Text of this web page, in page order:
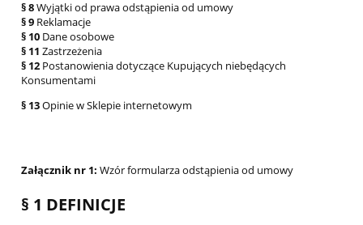
§ 8Wyjątki od prawa odstąpienia od umowy
§ 9 Reklamacje
§ 10 Dane osobowe
§ 11 Zastrzeżenia
§ 12 Postanowienia dotyczące Kupujących niebędących
Konsumentami
§ 13Opinie w Sklepie internetowym
Załącznik nr 1: Wzór formularza odstąpienia od umowy
§ 1 DEFINICJE